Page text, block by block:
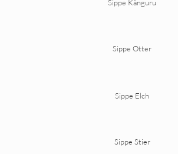
Sippe Känguru
Sippe Otter
Sippe Elch
Sippe Stier